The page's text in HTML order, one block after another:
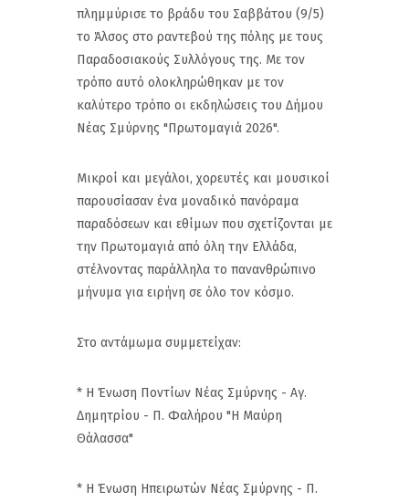
πλημμύρισε το βράδυ του Σαββάτου (9/5)
το Άλσος στο ραντεβού της πόλης με τους
Παραδοσιακούς Συλλόγους της. Με τον
τρόπο αυτό ολοκληρώθηκαν με τον
καλύτερο τρόπο οι εκδηλώσεις του Δήμου
Νέας Σμύρνης "Πρωτομαγιά 2026".
Μικροί και μεγάλοι, χορευτές και μουσικοί
παρουσίασαν ένα μοναδικό πανόραμα
παραδόσεων και εθίμων που σχετίζονται με
την Πρωτομαγιά από όλη την Ελλάδα,
στέλνοντας παράλληλα το πανανθρώπινο
μήνυμα για ειρήνη σε όλο τον κόσμο.
Στο αντάμωμα συμμετείχαν:
* Η Ένωση Ποντίων Νέας Σμύρνης - Αγ.
Δημητρίου - Π. Φαλήρου "Η Μαύρη
Θάλασσα"
* Η Ένωση Ηπειρωτών Νέας Σμύρνης - Π.